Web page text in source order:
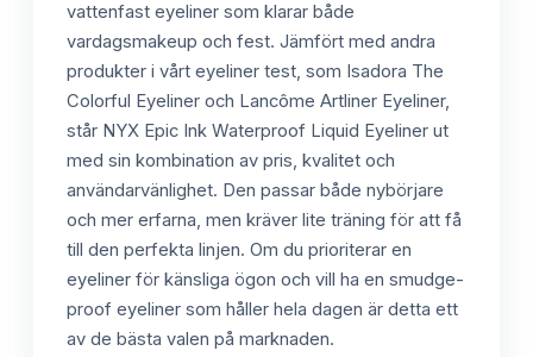
vattenfast eyeliner som klarar både
vardagsmakeup och fest. Jämfört med andra
produkter i vårt eyeliner test, som Isadora The
Colorful Eyeliner och Lancôme Artliner Eyeliner,
står NYX Epic Ink Waterproof Liquid Eyeliner ut
med sin kombination av pris, kvalitet och
användarvänlighet. Den passar både nybörjare
och mer erfarna, men kräver lite träning för att få
till den perfekta linjen. Om du prioriterar en
eyeliner för känsliga ögon och vill ha en smudge-
proof eyeliner som håller hela dagen är detta ett
av de bästa valen på marknaden.